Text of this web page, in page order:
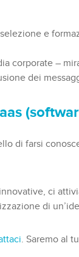
e
corporate –
dei
di farsi
ci
di
. Saremo al